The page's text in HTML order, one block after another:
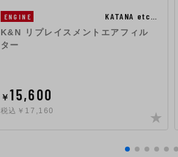
ENGINE KATANA etc…
K&N リプレイスメントエアフィル
ター
￥15,600
税込￥17,160